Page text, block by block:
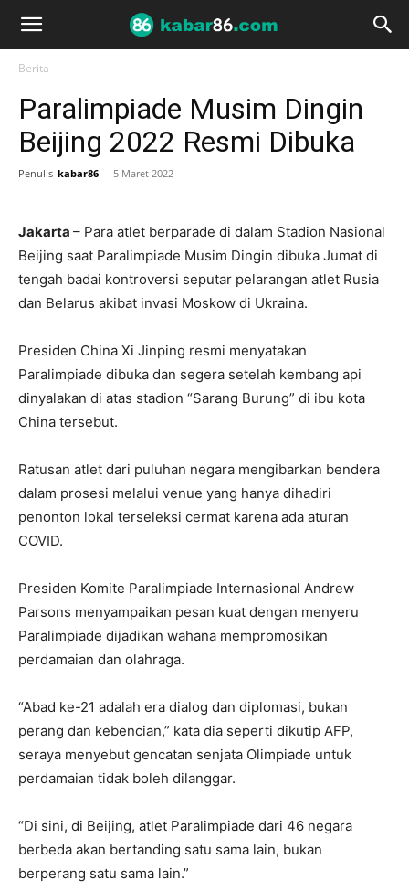
Berita
Paralimpiade Musim Dingin
Beijing 2022 Resmi Dibuka
Penulis kabar86 - 5 Maret 2022
Jakarta – Para atlet berparade di dalam Stadion Nasional
Beijing saat Paralimpiade Musim Dingin dibuka Jumat di
tengah badai kontroversi seputar pelarangan atlet Rusia
dan Belarus akibat invasi Moskow di Ukraina.
Presiden China Xi Jinping resmi menyatakan
Paralimpiade dibuka dan segera setelah kembang api
dinyalakan di atas stadion “Sarang Burung” di ibu kota
China tersebut.
Ratusan atlet dari puluhan negara mengibarkan bendera
dalam prosesi melalui venue yang hanya dihadiri
penonton lokal terseleksi cermat karena ada aturan
COVID.
Presiden Komite Paralimpiade Internasional Andrew
Parsons menyampaikan pesan kuat dengan menyeru
Paralimpiade dijadikan wahana mempromosikan
perdamaian dan olahraga.
“Abad ke-21 adalah era dialog dan diplomasi, bukan
perang dan kebencian,” kata dia seperti dikutip AFP,
seraya menyebut gencatan senjata Olimpiade untuk
perdamaian tidak boleh dilanggar.
“Di sini, di Beijing, atlet Paralimpiade dari 46 negara
berbeda akan bertanding satu sama lain, bukan
berperang satu sama lain.”